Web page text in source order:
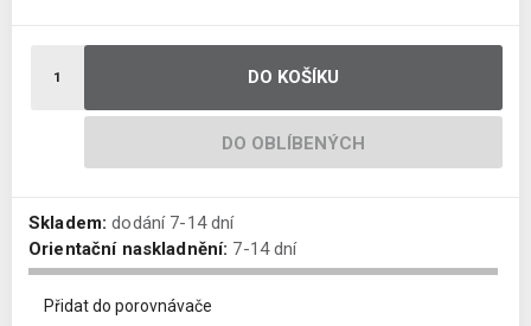
DO KOŠÍKU
DO OBLÍBENÝCH
Skladem: dodání 7-14 dní
Orientační naskladnění: 7-14 dní
Přidat do porovnávače